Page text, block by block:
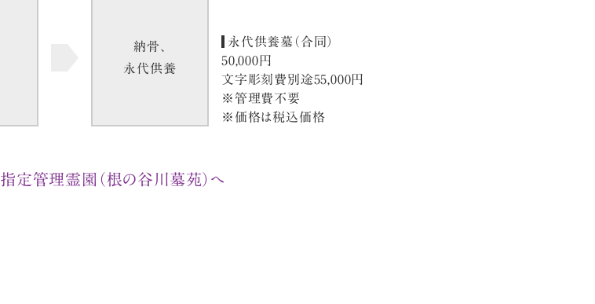
納骨、
永代供養
永代供養墓（合同）
50,000円
文字彫刻費別途55,000円
※管理費不要
※価格は税込価格
指定管理霊園（根の谷川墓苑）へ